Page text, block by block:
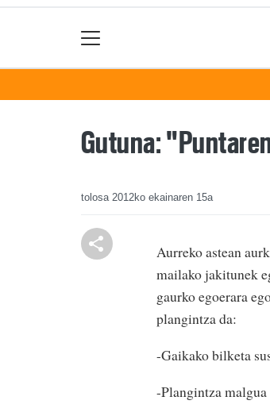
Gutuna:
tolosa 2012ko ekainaren 15a
Aurreko astean
mailako jakitunek
gaurko egoerara
plangintza da:
-Gaikako bilketa
-Plangintza